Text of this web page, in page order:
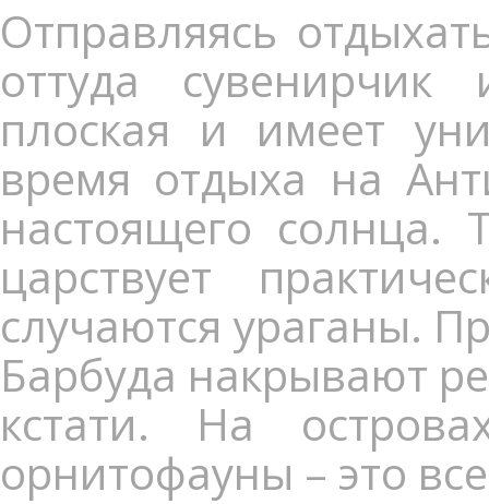
Отправляясь
оттуда сувенирчик
плоская и имеет
время отдыха на
настоящего солнца.
царствует
случаются ураганы.
Барбуда накрывают
кстати. На
орнитофауны – это